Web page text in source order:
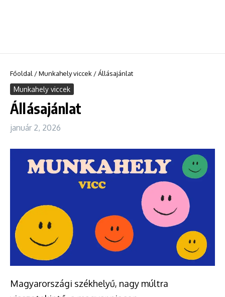
Főoldal /Munkahely viccek /Állásajánlat
Munkahely viccek
Állásajánlat
január 2, 2026
Magyarországi székhelyű, nagy múltra